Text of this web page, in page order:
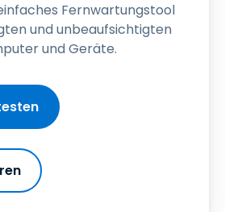
Fernwartungstool
und unbeaufsichtigten
und Geräte.